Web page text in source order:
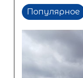
Популярное